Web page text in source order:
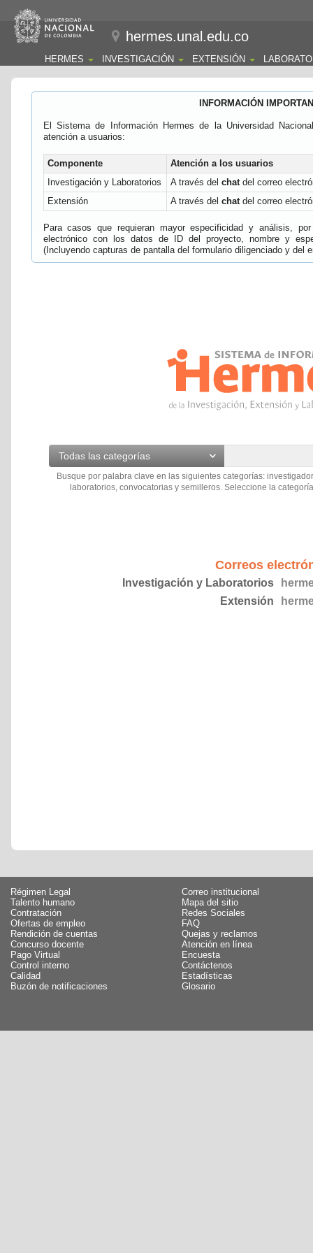
hermes.unal.edu.co
HERMES INVESTIGACIÓN EXTENSIÓN
INFORMACIÓN
El Sistema de Información Hermes de la Universidad
atención a usuarios:
Componente
Atención a los usuarios
Investigación y Laboratorios
A través del chatdel correo
Extensión
A través del chatdel correo
Para casos que requieran mayor especificidad y análisis,
electrónico con los datos de ID del proyecto, nombre y
(Incluyendo capturas de pantalla del formulario diligenciado y del
Todas las categorías
Busque por palabra clave en las siguientes categorías:
laboratorios, convocatorias y semilleros. Seleccione la
Correos
Investigación y Laboratorios
Extensión
Régimen Legal
Talento humano
Contratación
Ofertas de empleo
Rendición de cuentas
Concurso docente
Pago Virtual
Control interno
Calidad
Buzón de notificaciones
Correo institucional
Mapa del sitio
Redes Sociales
FAQ
Quejas y reclamos
Atención en línea
Encuesta
Contáctenos
Estadísticas
Glosario